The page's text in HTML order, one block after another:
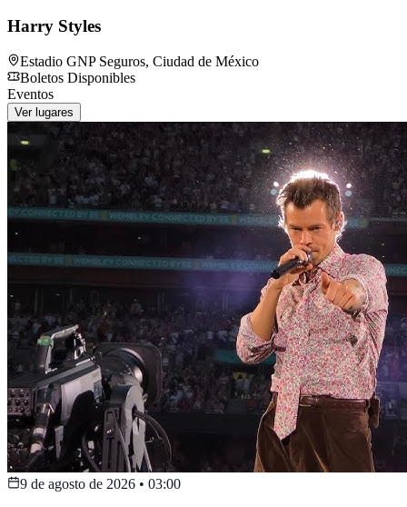
Harry Styles
Estadio GNP Seguros, Ciudad de México
Boletos Disponibles
Eventos
Ver lugares
9 de agosto de 2026 • 03:00